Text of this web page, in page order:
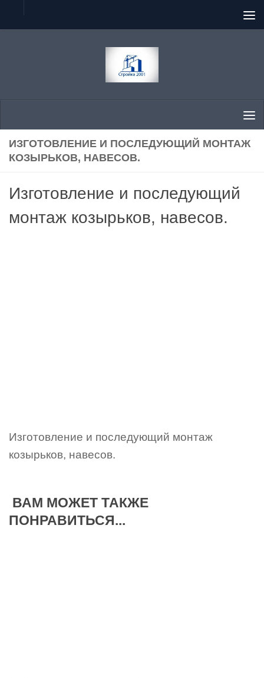
Перейти к содержимому
ИЗГОТОВЛЕНИЕ И ПОСЛЕДУЮЩИЙ МОНТАЖ
КОЗЫРЬКОВ, НАВЕСОВ.
Изготовление и последующий
монтаж козырьков, навесов.
Изготовление и последующий монтаж
козырьков, навесов.
ВАМ МОЖЕТ ТАКЖЕ
ПОНРАВИТЬСЯ...